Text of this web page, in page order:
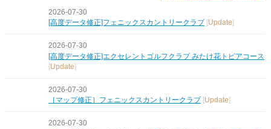
2026-07-30
[高度データ修正]フェニックスカントリークラブ
Update
2026-07-30
[高度データ修正]エクセレントゴルフクラブ みたけ花トピアコース
[Update]
2026-07-30
［マップ修正］フェニックスカントリークラブ [Update]
2026-07-30